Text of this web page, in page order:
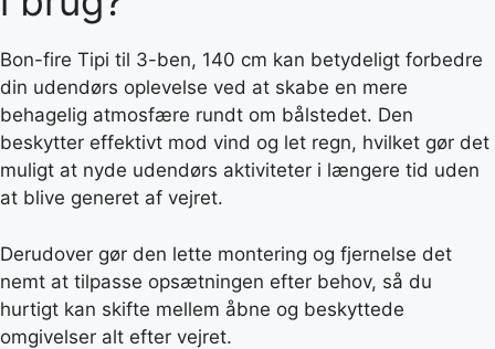
Bon-fire Tipi til 3-ben, 140 cm kan betydeligt forbedre
din udendørs oplevelse ved at skabe en mere
behagelig atmosfære rundt om bålstedet. Den
beskytter effektivt mod vind og let regn, hvilket gør det
muligt at nyde udendørs aktiviteter i længere tid uden
at blive generet af vejret.
Derudover gør den lette montering og fjernelse det
nemt at tilpasse opsætningen efter behov, så du
hurtigt kan skifte mellem åbne og beskyttede
omgivelser alt efter vejret.